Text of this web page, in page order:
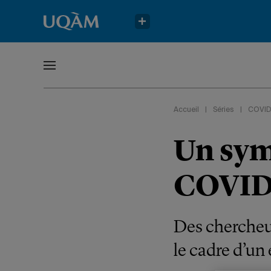
Accueil Séries
Un
Des
le cadre